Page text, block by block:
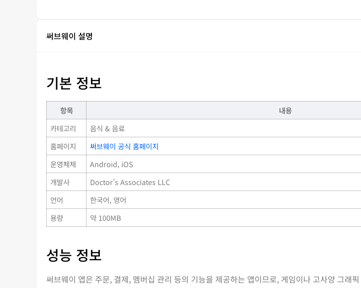
써브웨이 설명
기본 정보
항목
내용
카테고리
음식 & 음료
홈페이지
써브웨이 공식 홈페이지
운영체제
Android, iOS
개발사
Doctor’s Associates LLC
언어
한국어, 영어
용량
약 100MB
성능 정보
써브웨이 앱은 주문, 결제, 멤버십 관리 등의 기능을 제공하는 앱이므로, 게임이나 고사양 그래